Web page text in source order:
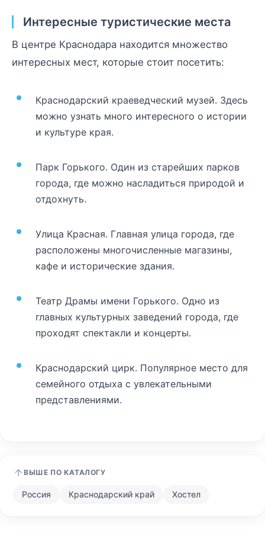
Интересные туристические места
В центре Краснодара находится множество
интересных мест, которые стоит посетить:
Краснодарский краеведческий музей. Здесь
можно узнать много интересного о истории
и культуре края.
Парк Горького. Один из старейших парков
города, где можно насладиться природой и
отдохнуть.
Улица Красная. Главная улица города, где
расположены многочисленные магазины,
кафе и исторические здания.
Театр Драмы имени Горького. Одно из
главных культурных заведений города, где
проходят спектакли и концерты.
Краснодарский цирк. Популярное место для
семейного отдыха с увлекательными
представлениями.
ВЫШЕ ПО КАТАЛОГУ
Россия Краснодарский край Хостел